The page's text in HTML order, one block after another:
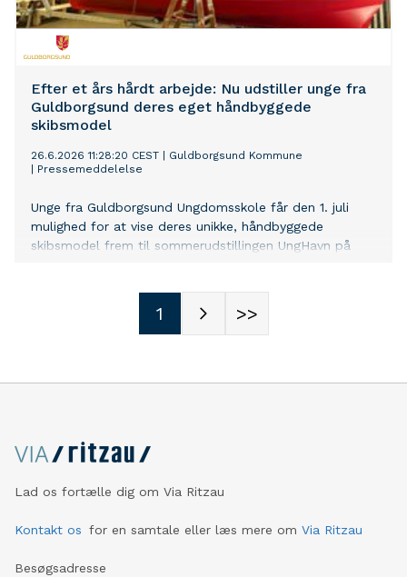
Efter et års hårdt arbejde: Nu udstiller unge fra
Guldborgsund deres eget håndbyggede
skibsmodel
26.6.2026 11:28:20 CEST
Guldborgsund Kommune
Pressemeddelelse
Unge fra Guldborgsund Ungdomsskole får den 1. juli
mulighed for at vise deres unikke, håndbyggede
skibsmodel frem til sommerudstillingen UngHavn på
1 >>
Lad os fortælle dig om Via Ritzau
Kontakt os for en samtale eller læs mere om Via Ritzau
Besøgsadresse